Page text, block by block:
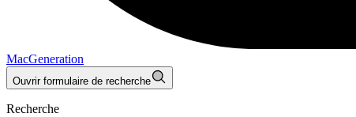
MacGeneration
Ouvrir formulaire de recherche
Recherche